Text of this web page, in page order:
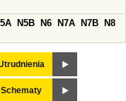
N5B N6 N7A N7B
N8
Schematy